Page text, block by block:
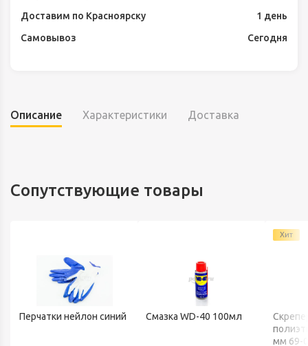
Доставим по Красноярску
1 день
Самовывоз
Сегодня
Описание Характеристики Доставка
Сопутствующие товары
Перчатки нейлон синий Смазка WD-40 100мл
Хит
мм 69-